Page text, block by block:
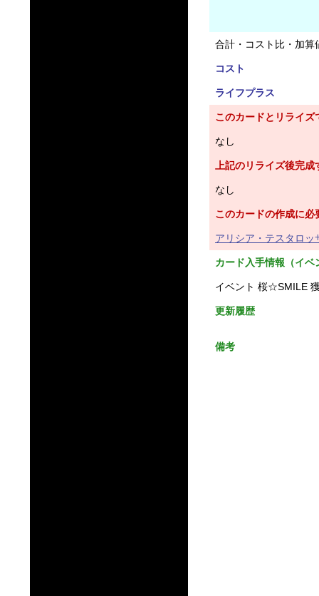
合計・コスト比・加算
コスト
ライフプラス
このカードとリライズ
なし
上記のリライズ後完
なし
このカードの作成に必
アリシア・テスタロ
カード入手情報（イ
イベント 桜☆SMILE
更新履歴
備考